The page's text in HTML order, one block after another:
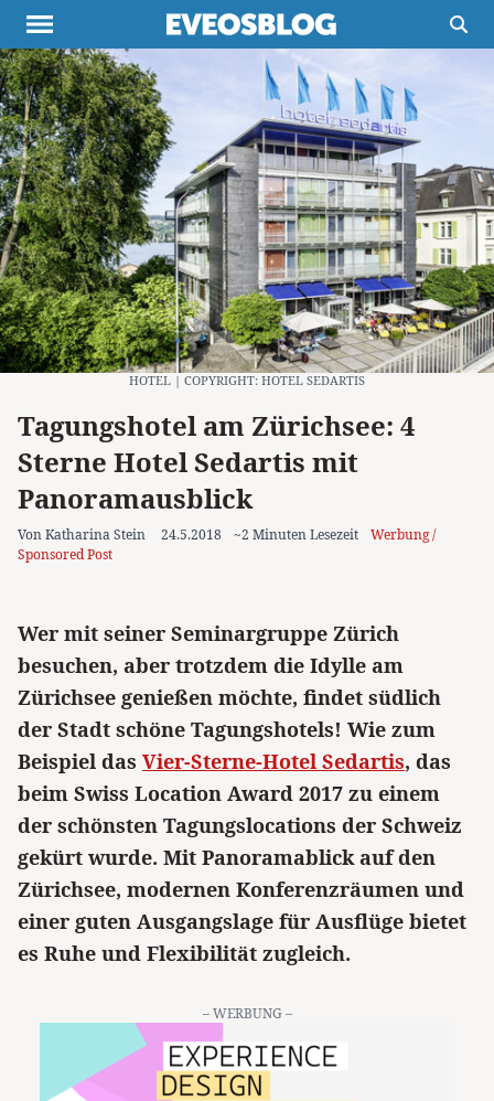
Themen Projekte
Inspiration
Destinationen
Über uns
Werbung
Buchtipps
Newsletter
HOTEL | COPYRIGHT: HOTEL SEDARTIS
Tagungshotel am Zürichsee: 4
Sterne Hotel Sedartis mit
Panoramausblick
Von Katharina Stein 24.5.2018 ~2 Minuten Lesezeit
Werbung /
Sponsored Post
Wer mit seiner Seminargruppe Zürich
besuchen, aber trotzdem die Idylle am
Zürichsee genießen möchte, findet südlich
der Stadt schöne Tagungshotels! Wie zum
Beispiel das Vier-Sterne-Hotel Sedartis, das
beim Swiss Location Award 2017 zu einem
der schönsten Tagungslocations der Schweiz
gekürt wurde. Mit Panoramablick auf den
Zürichsee, modernen Konferenzräumen und
einer guten Ausgangslage für Ausflüge bietet
es Ruhe und Flexibilität zugleich.
– WERBUNG –